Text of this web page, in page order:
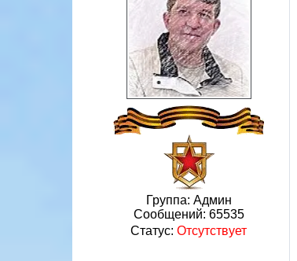
Группа: Админ
Сообщений: 65535
Статус: Отсутствует